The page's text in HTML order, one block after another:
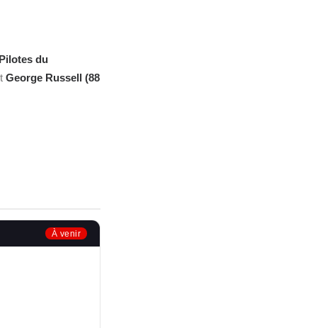
du
George Russell (88
À venir